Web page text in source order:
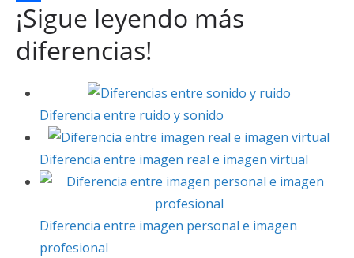
po
k
e
e
t
e
n
e
m
C
m
¡Sigue leyendo más
diferencias!
Diferencia entre ruido y sonido
Diferencia entre imagen real e imagen virtual
Diferencia entre imagen personal e imagen
profesional